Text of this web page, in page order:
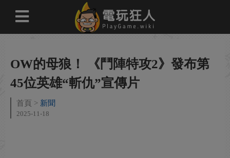
OW的母狼！ 《鬥陣特攻2》發布第
45位英雄“斬仇”宣傳片
首頁 新聞
2025-11-18